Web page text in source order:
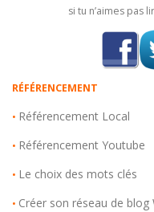
si tu n’aimes pas
RÉFÉRENCEMENT
• Référencement Local
• Référencement Youtube
• Le choix des mots clés
• Créer son réseau de blog